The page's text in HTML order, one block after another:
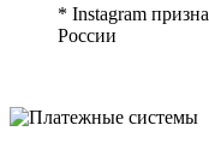
* Instagram
России